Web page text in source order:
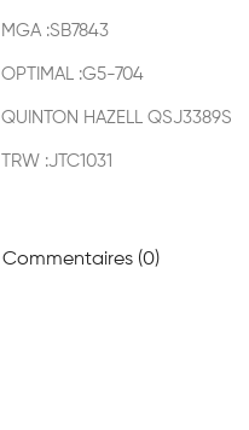
MGA :SB7843
OPTIMAL :G5-704
QUINTON HAZELL QSJ3389S
TRW :JTC1031
Commentaires (0)